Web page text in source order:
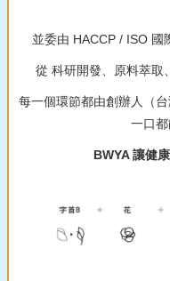
並委由 HACCP / ISO 國
從 科研開發、原料萃取
每一個環節都由創辦人（
一口
BWYA 讓健